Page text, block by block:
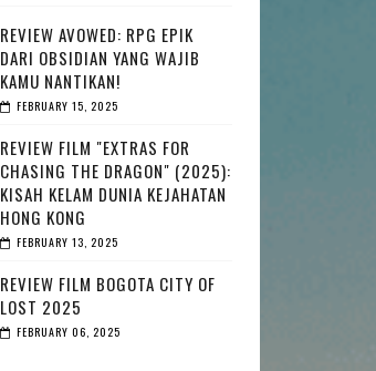
REVIEW AVOWED: RPG EPIK
DARI OBSIDIAN YANG WAJIB
KAMU NANTIKAN!
FEBRUARY 15, 2025
REVIEW FILM "EXTRAS FOR
CHASING THE DRAGON" (2025):
KISAH KELAM DUNIA KEJAHATAN
HONG KONG
FEBRUARY 13, 2025
REVIEW FILM BOGOTA CITY OF
LOST 2025
FEBRUARY 06, 2025